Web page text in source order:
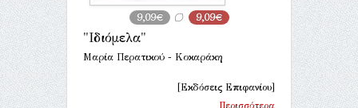
9,09€ 9,09€
"Ιδιόμελα"
Μαρία Περατικού - Κοκαράκη
[Εκδόσεις Επιφανίου]
Περισσότερα